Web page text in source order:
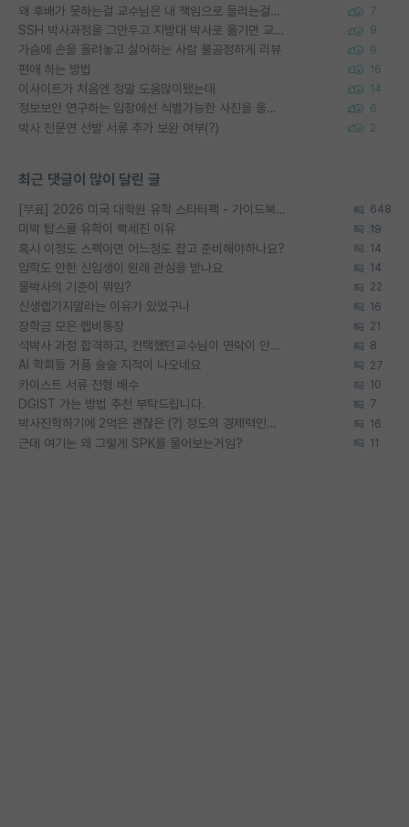
왜 후배가 못하는걸 교수님은 내 책임으로 돌리는걸까요? 7
SSH 박사과정을 그만두고 지방대 박사로 옮기면 교수의 꿈은 끝일까요? 9
가슴에 손을 올려놓고 싫어하는 사람 불공정하게 리뷰 9
편애 하는 방법 16
이사이트가 처음엔 정말 도움많이됐는데 14
정보보안 연구하는 입장에선 식별가능한 사진을 올리는건 비추이긴함 6
박사 전문연 선발 서류 추가 보완 여부(?) 2
최근 댓글이 많이 달린 글
[무료] 2026 미국 대학원 유학 스타터팩 - 가이드북 & 합격자 컨택메일 템플릿 648
미박 탑스쿨 유학이 빡세진 이유 19
혹시 이정도 스펙이면 어느정도 잡고 준비해야하나요? 14
입학도 안한 신입생이 원래 관심을 받나요 14
물박사의 기준이 뭐임? 22
신생랩가지말라는 이유가 있었구나 16
장학금 모은 랩비통장 21
석박사 과정 합격하고, 컨택했던교수님이 연락이 안됩니다... 8
AI 학회들 거품 슬슬 지적이 나오네요 27
카이스트 서류 전형 배수 10
DGIST 가는 방법 추천 부탁드립니다. 7
박사진학하기에 2억은 괜찮은 (?) 정도의 경제력인가요 16
근데 여기는 왜 그렇게 SPK를 물어보는거임? 11